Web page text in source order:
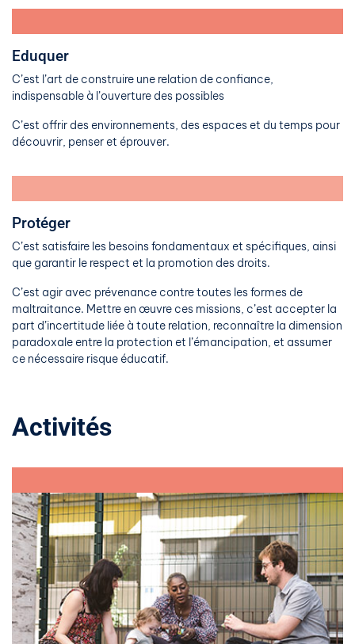
Eduquer
C’est l’art de construire une relation de confiance,
indispensable à l’ouverture des possibles
C’est offrir des environnements, des espaces et du temps pour
découvrir, penser et éprouver.
Protéger
C’est satisfaire les besoins fondamentaux et spécifiques, ainsi
que garantir le respect et la promotion des droits.
C’est agir avec prévenance contre toutes les formes de
maltraitance. Mettre en œuvre ces missions, c’est accepter la
part d’incertitude liée à toute relation, reconnaître la dimension
paradoxale entre la protection et l’émancipation, et assumer
ce nécessaire risque éducatif.
Activités